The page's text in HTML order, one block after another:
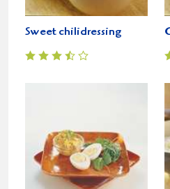
Sweet chilidressing